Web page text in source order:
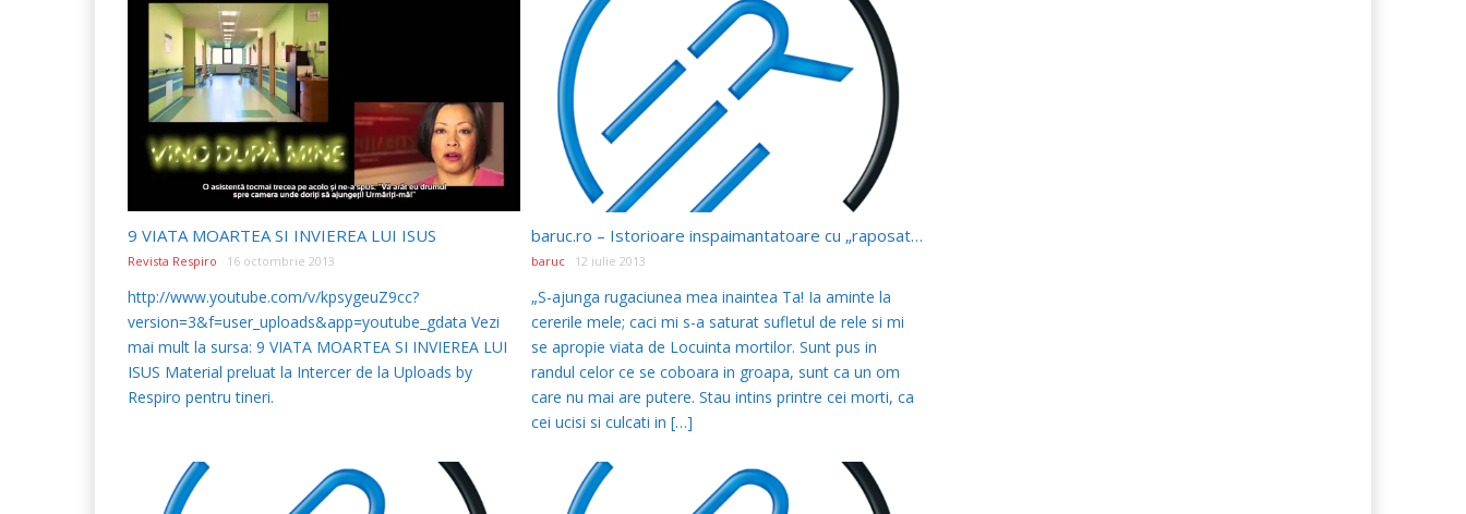
9 VIATA MOARTEA SI INVIEREA LUI ISUS
Revista Respiro 16 octombrie 2013
http://www.youtube.com/v/kpsygeuZ9cc?
version=3&f=user_uploads&app=youtube_gdata Vezi
mai mult la sursa: 9 VIATA MOARTEA SI INVIEREA LUI
ISUS Material preluat la Intercer de la Uploads by
Respiro pentru tineri.
baruc.ro – Istorioare inspaimantatoare cu „raposati nedecedati”
baruc 12 iulie 2013
„S-ajunga rugaciunea mea inaintea Ta! Ia aminte la
cererile mele; caci mi s-a saturat sufletul de rele si mi
se apropie viata de Locuinta mortilor. Sunt pus in
randul celor ce se coboara in groapa, sunt ca un om
care nu mai are putere. Stau intins printre cei morti, ca
cei ucisi si culcati in […]